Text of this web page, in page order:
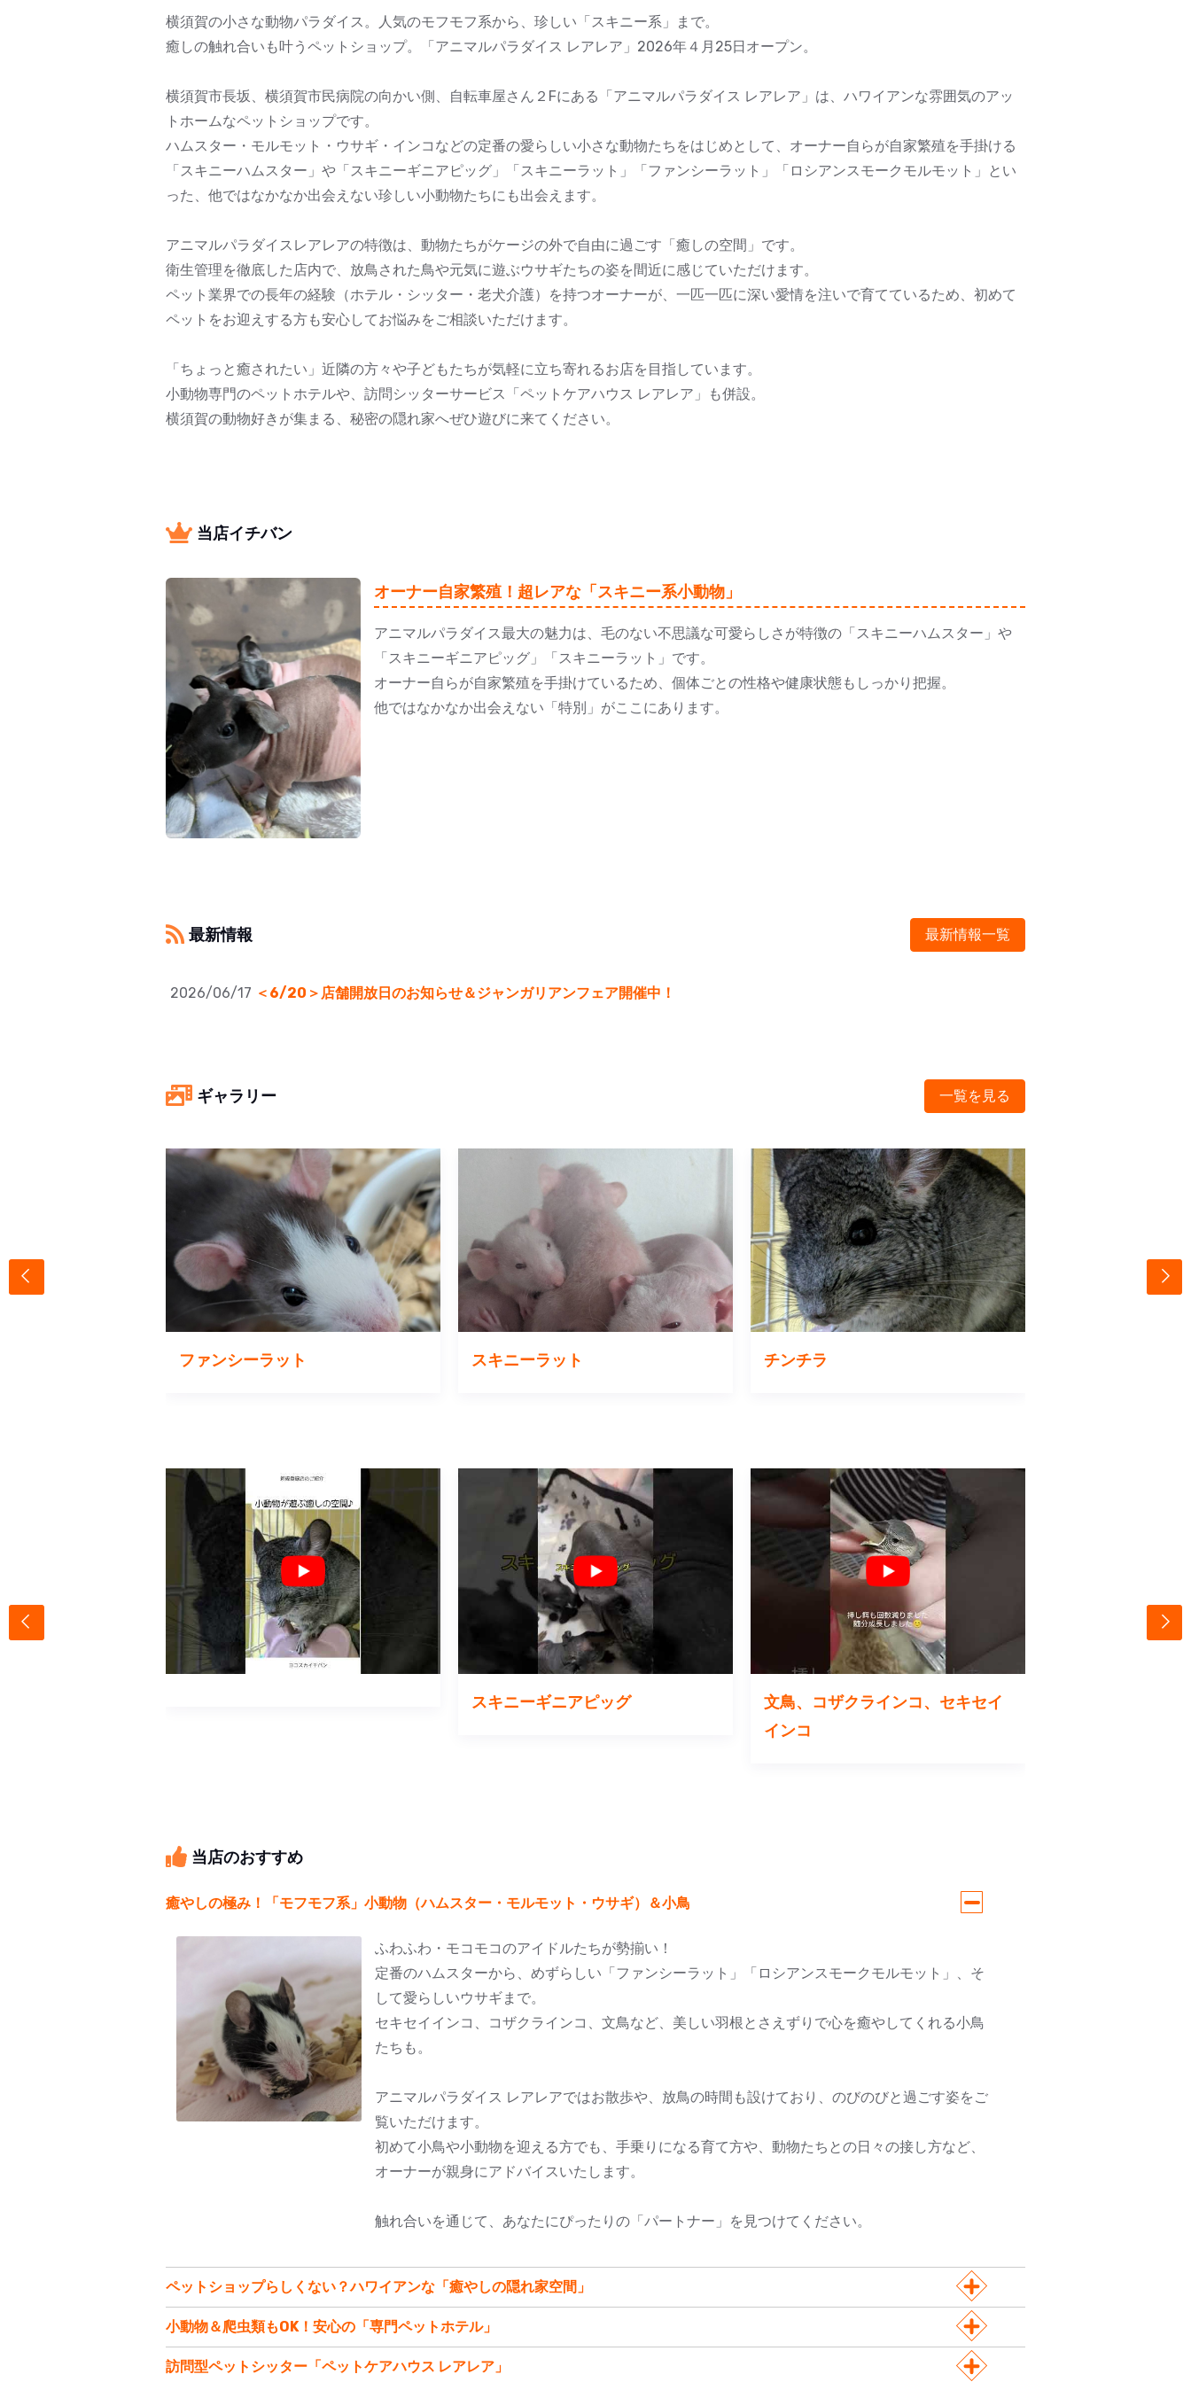
横須賀の小さな動物パラダイス。人気のモフモフ系から、珍しい「スキニー系」まで。
癒しの触れ合いも叶うペットショップ。「アニマルパラダイス レアレア」2026年４月25日オープン。
横須賀市長坂、横須賀市民病院の向かい側、自転車屋さん２Fにある「アニマルパラダイス レアレア」は、ハワイアンな雰囲気のアッ
トホームなペットショップです。
ハムスター・モルモット・ウサギ・インコなどの定番の愛らしい小さな動物たちをはじめとして、オーナー自らが自家繁殖を手掛ける
「スキニーハムスター」や「スキニーギニアピッグ」「スキニーラット」「ファンシーラット」「ロシアンスモークモルモット」とい
った、他ではなかなか出会えない珍しい小動物たちにも出会えます。
アニマルパラダイスレアレアの特徴は、動物たちがケージの外で自由に過ごす「癒しの空間」です。
衛生管理を徹底した店内で、放鳥された鳥や元気に遊ぶウサギたちの姿を間近に感じていただけます。
ペット業界での長年の経験（ホテル・シッター・老犬介護）を持つオーナーが、一匹一匹に深い愛情を注いで育てているため、初めて
ペットをお迎えする方も安心してお悩みをご相談いただけます。
「ちょっと癒されたい」近隣の方々や子どもたちが気軽に立ち寄れるお店を目指しています。
小動物専門のペットホテルや、訪問シッターサービス「ペットケアハウス レアレア」も併設。
横須賀の動物好きが集まる、秘密の隠れ家へぜひ遊びに来てください。
当店イチバン
オーナー自家繁殖！超レアな「スキニー系小動物」
アニマルパラダイス最大の魅力は、毛のない不思議な可愛らしさが特徴の「スキニーハムスター」や
「スキニーギニアピッグ」「スキニーラット」です。
オーナー自らが自家繁殖を手掛けているため、個体ごとの性格や健康状態もしっかり把握。
他ではなかなか出会えない「特別」がここにあります。
最新情報 最新情報一覧
2026/06/17 ＜6/20＞店舗開放日のお知らせ＆ジャンガリアンフェア開催中！
ギャラリー 一覧を見る
ファンシーラット スキニーラット チンチラ
スキニーギニアピッグ
文鳥、コザクラインコ、セキセイ
インコ
当店のおすすめ
癒やしの極み！「モフモフ系」小動物（ハムスター・モルモット・ウサギ）＆小鳥
ふわふわ・モコモコのアイドルたちが勢揃い！
定番のハムスターから、めずらしい「ファンシーラット」「ロシアンスモークモルモット」、そ
して愛らしいウサギまで。
セキセイインコ、コザクラインコ、文鳥など、美しい羽根とさえずりで心を癒やしてくれる小鳥
たちも。
アニマルパラダイス レアレアではお散歩や、放鳥の時間も設けており、のびのびと過ごす姿をご
覧いただけます。
初めて小鳥や小動物を迎える方でも、手乗りになる育て方や、動物たちとの日々の接し方など、
オーナーが親身にアドバイスいたします。
触れ合いを通じて、あなたにぴったりの「パートナー」を見つけてください。
ペットショップらしくない？ハワイアンな「癒やしの隠れ家空間」
小動物＆爬虫類もOK！安心の「専門ペットホテル」
訪問型ペットシッター「ペットケアハウス レアレア」